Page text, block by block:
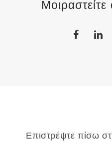
Επιστρέψτε πίσω